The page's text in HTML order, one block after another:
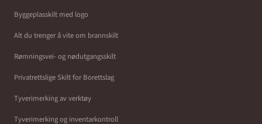
Byggeplasskilt med logo
Alt du trenger å vite om brannskilt
Rømningsvei- og nødutgangsskilt
Privatrettslige Skilt for Borettslag
Tyverimerking av verktøy
Tyverimerking og inventarkontroll